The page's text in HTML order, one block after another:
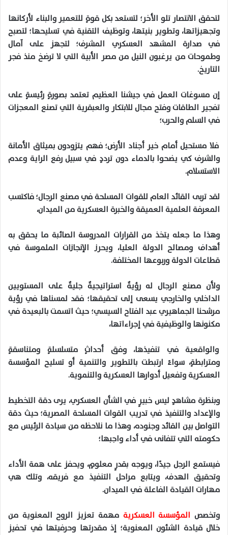
لتحقق الانتصار تلو الأخر؛ لتستعد بكل قوةٍ للتعمير والبناء لأركانها
وتجهيزاتها، وتطوير بنيتها، وتوظيف التقنية في تسليحها؛ لتصبح
في صدارة المشهد العسكري المشرف؛ لتجهز على آمال
وطموحات من يرغبون النيل من مصر الأبية التي لا ترضخ منذ فجر
التاريخ.
إن مسوغات العمل في جيشنا العظيم تعتمد بصورةٍ رئيسةٍ على
تفجير الطاقات وفتح مجال للابتكار والعبقرية التي تصنع المعجزات
في السلم والحرب؛
فلا مستحيل أمام خير أجناد الأرض؛ فهم يتزودون بميثاق الأمانة
والشرف كي يضحوا بالدماء دون ترددٍ في سبيل رفع الراية وعدم
الاستسلام.
لقد تربى القائد العام للقوات المسلحة في مصنع الرجال؛ فاكتسب
المعرفة العلمية العميقة والخبرة العسكرية من الميدان،
وهذا ما جعله يتخذ من القرارات المدروسة الصائبة ما يحقق به
أهداف ومصالح الدولة العليا، ويحرز الإنجازات الملموسة في
قطاعات الدولة وربوعها المختلفة.
ولأن مصنع الرجال له رؤيةٌ استراتيجيةٌ جليةٌ على المستويين
الداخلي والخارجي يسعى إلى تحقيقها؛ فقد لمسناها في رؤية
مرشحنا الجماهيري عبد الفتاح السيسي؛ حيث اتسمت بالبعيدة في
مكنونها والوظيفية في إجراءاتها،
والواقعية في تنفيذها، وفق أحداثٍ متسلسلةٍ ومتناسقةٍ
ومترابطةٍ، سواءً ارتبطت بالتطوير والتنمية أو تسليح المؤسسة
العسكرية وتفعيل أدوارها العسكرية والتنموية.
وبنظرة مشاهدٍ ليس خبيرٍ في الشأن العسكري، يرى دقة التخطيط
والإعداد والتنفيذ في تدريب القوات المسلحة المصرية؛ حيث دقة
التواصل بين القائد وجنوده، وهذا ما نلاحظه من سيادة الرئيس مع
حكومته التي تتفانى في أداء واجبها؛
فيستمع الرجل جيدًا، ويوجه بقدرٍ معلومٍ، ويحفز على همة الأداء
وتحقيق الهدف، ويتابع مراحل التنفيذ مع فريقه، وتلك هي
مهارات القيادة الفاعلة في الميدان.
وتخصصالمؤسسة العسكرية مهمة تعزيز الروح المعنوية من
خلال قيادة الشئون المعنوية؛ إذ مقدرتها وحرفيتها في تحفيز